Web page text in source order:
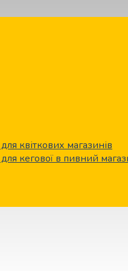
квіткових магазинів
кегової в пивний